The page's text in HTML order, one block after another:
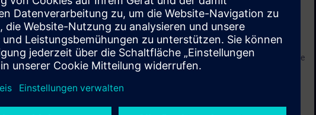
environment
examination participants must have completed the Siemens S7
3 courses. Examination candidates are also strongly advised to have
Refresher Course (CP-FAPR) prior to taking the examination.